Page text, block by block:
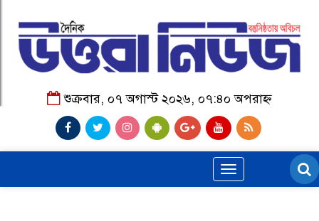
শুক্রবার, ০৭ অগাস্ট ২০২৬, ০৭:৪০ অপরাহ্ন
Toggle
navigation